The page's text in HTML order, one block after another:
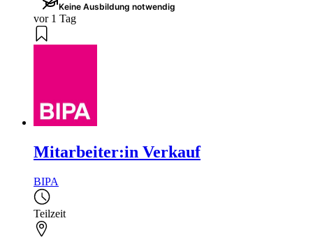
Keine Ausbildung notwendig
vor 1 Tag
Mitarbeiter:in Verkauf
BIPA
Teilzeit